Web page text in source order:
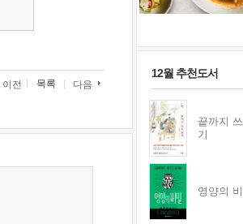
이전 목록 다음
12월 추천도서
끝까지
기
영양의